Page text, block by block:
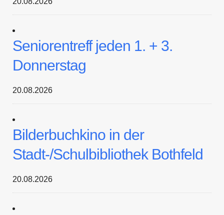
Seniorentreff jeden 1. + 3.
Donnerstag
20.08.2026
Bilderbuchkino in der
Stadt-/Schulbibliothek Bothfeld
20.08.2026